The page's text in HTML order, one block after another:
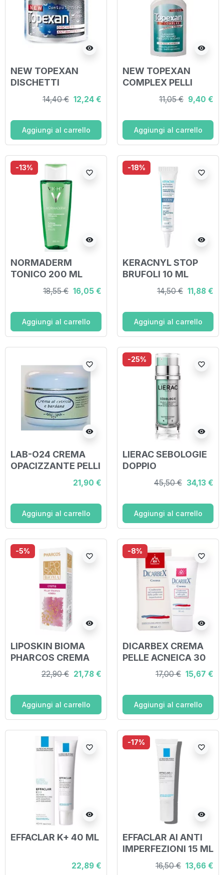
visibility
NEW TOPEXAN
DISCHETTI
DERMOPURIFICANTI
66 PEZZI
14,40 € 12,24 €
Aggiungi al carrello
visibility
NEW TOPEXAN
COMPLEX PELLI
SENSIBILI 150 ML
11,05 € 9,40 €
Aggiungi al carrello
-13%
visibility
favorite_border
NORMADERM
TONICO 200 ML
18,55 € 16,05 €
Aggiungi al carrello
-18%
visibility
favorite_border
KERACNYL STOP
BRUFOLI 10 ML
14,50 € 11,88 €
Aggiungi al carrello
visibility
favorite_border
LAB-O24 CREMA
OPACIZZANTE PELLI
MISTE CETRIOLO E
BARDANA 50 ML
21,90 €
Aggiungi al carrello
-25%
visibility
favorite_border
LIERAC SEBOLOGIE
DOPPIO
CONCENTRATO
JOUR & NUIT 30 ML
45,50 € 34,13 €
Aggiungi al carrello
-5%
visibility
favorite_border
LIPOSKIN BIOMA
PHARCOS CREMA
22,90 € 21,78 €
Aggiungi al carrello
-8%
visibility
favorite_border
DICARBEX CREMA
PELLE ACNEICA 30
17,00 € 15,67 €
Aggiungi al carrello
visibility
favorite_border
EFFACLAR K+ 40 ML
22,89 €
-17%
visibility
favorite_border
EFFACLAR AI ANTI
IMPERFEZIONI 15 ML
16,50 € 13,66 €